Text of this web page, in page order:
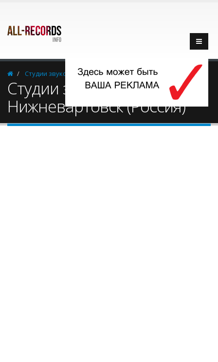
Cтудии звукозаписи Россия Нижневартовск
Cтудии звукозаписи -
Нижневартовск (Россия)